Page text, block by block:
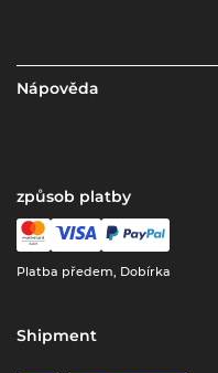
Nápověda
způsob platby
Platba předem, Dobírka
Shipment